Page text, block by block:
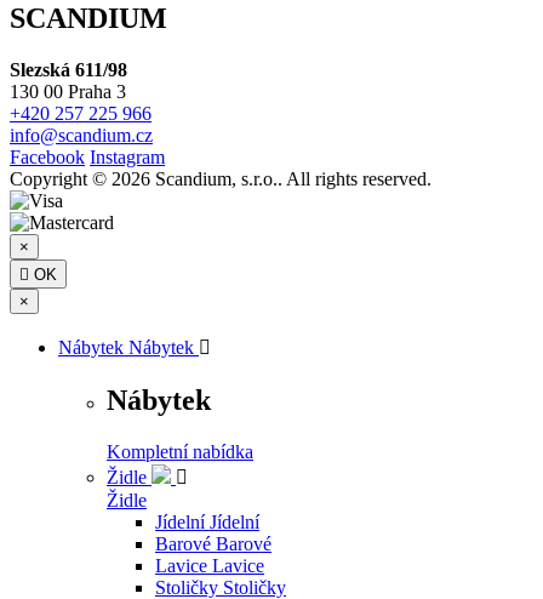
SCANDIUM
Slezská 611/98
130 00 Praha 3
+420 257 225 966
info@scandium.cz
Facebook Instagram
Copyright © 2026 Scandium, s.r.o.. All rights reserved.
×
 OK
×
Nábytek Nábytek 
Nábytek
Kompletní nabídka
Židle

Židle
Jídelní Jídelní
Barové Barové
Lavice Lavice
Stoličky Stoličky